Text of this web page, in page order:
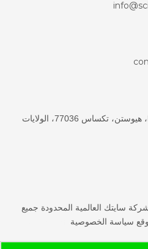
9999 Bellaire Blvd Ste 505، هيوستن، تكساس 77036، الولايات
سايتك العالمية المحدودة جميع
سياسة الخصوصية